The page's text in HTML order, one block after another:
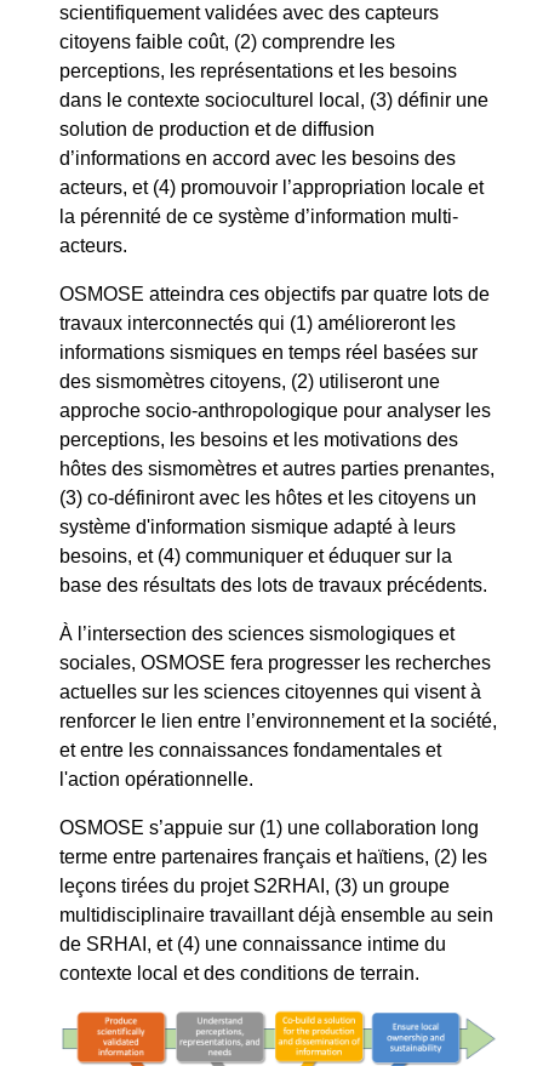
scientifiquement validées avec des capteurs
citoyens faible coût, (2) comprendre les
perceptions, les représentations et les besoins
dans le contexte socioculturel local, (3) définir une
solution de production et de diffusion
d’informations en accord avec les besoins des
acteurs, et (4) promouvoir l’appropriation locale et
la pérennité de ce système d’information multi-
acteurs.
OSMOSE atteindra ces objectifs par quatre lots de
travaux interconnectés qui (1) amélioreront les
informations sismiques en temps réel basées sur
des sismomètres citoyens, (2) utiliseront une
approche socio-anthropologique pour analyser les
perceptions, les besoins et les motivations des
hôtes des sismomètres et autres parties prenantes,
(3) co-définiront avec les hôtes et les citoyens un
système d'information sismique adapté à leurs
besoins, et (4) communiquer et éduquer sur la
base des résultats des lots de travaux précédents.
À l’intersection des sciences sismologiques et
sociales, OSMOSE fera progresser les recherches
actuelles sur les sciences citoyennes qui visent à
renforcer le lien entre l’environnement et la société,
et entre les connaissances fondamentales et
l'action opérationnelle.
OSMOSE s’appuie sur (1) une collaboration long
terme entre partenaires français et haïtiens, (2) les
leçons tirées du projet S2RHAI, (3) un groupe
multidisciplinaire travaillant déjà ensemble au sein
de SRHAI, et (4) une connaissance intime du
contexte local et des conditions de terrain.